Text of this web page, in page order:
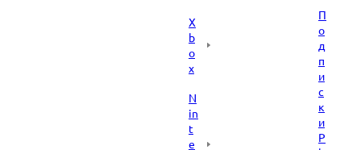
X
b
o
x
N
in
t
e
П
о
д
п
и
с
к
и
P